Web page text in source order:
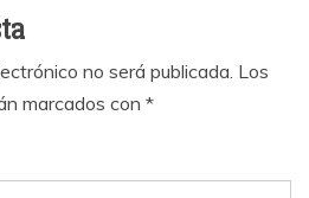
no será publicada. Los
marcados con *